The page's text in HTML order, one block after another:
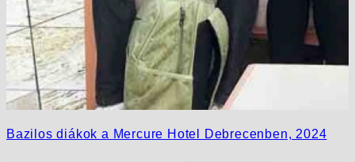
Bazilos diákok a Mercure Hotel Debrecenben, 2024